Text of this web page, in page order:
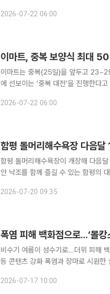
용'을 5592원, '영계' 2종을 각각
2026-07-22 06:00
이마트, 중복 보양식 최대
이마트는 중복(25일)을 앞두고
에 선보이는 ‘중복 대전’을 진행한다고 22일 밝혔다. 우선 국내산 생닭
할인한다. 집에서 간편하게 먹을 수
2026-07-22 06:00
함평 돌머리해수욕장 다음달
함평 돌머리해수욕장이 개장해 다음달 17일까지 운영한다. 돌
안 낙조를 함께 즐길 수 있는 함평의
2026-07-20 09:35
폭염 피해 백화점으로...‘몰
비수기 여름이 성수기로...더위 피해
등 콘텐츠 강화 폭염과 장마로 시원한 실내에서 쇼핑·식사·문화생활을 함께 즐기는 ‘몰캉스족’이 늘
여행 수요가 집중되며 비수기로 여겨
2026-07-17 10:00